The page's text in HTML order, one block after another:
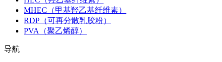
MHEC（甲基羟乙基纤维素）
RDP（可再分散乳胶粉）
PVA（聚乙烯醇）
导航